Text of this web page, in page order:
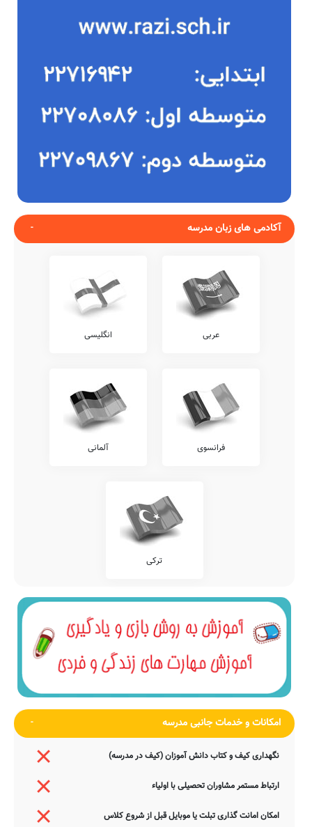
آکادمی های زبان مدرسه
عربی انگلیسی
فرانسوی آلمانی
ترکی
امکانات و خدمات جانبی مدرسه
نگهداری کیف و کتاب دانش آموزان (کیف در مدرسه)
ارتباط مستمر مشاوران تحصیلی با اولیاء
امکان امانت گذاری تبلت یا موبایل قبل از شروع کلاس